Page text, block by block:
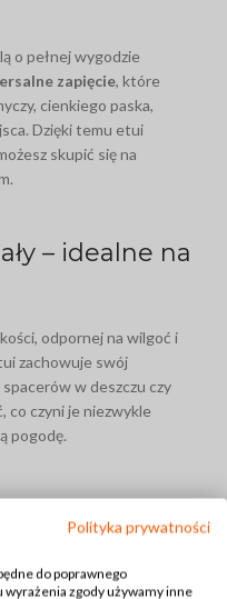
o pełnej wygodzie
zapięcie, które
cienkiego paska,
Dzięki temu etui
skupić się na
– idealne na
odpornej na wilgoć i
zachowuje swój
w deszczu czy
co czyni je niezwykle
pogodę.
kompaktowym
Polityka prywatności
do poprawnego
zgody używamy inne